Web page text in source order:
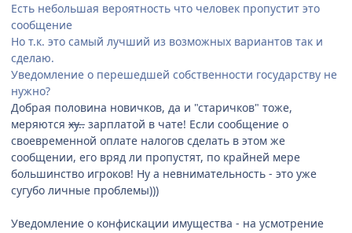
Есть небольшая вероятность что человек пропустит это
сообщение
Но т.к. это самый лучший из возможных вариантов так и
сделаю.
Уведомление о перешедшей собственности государству не
нужно?
Добрая половина новичков, да и "старичков" тоже,
меряются ху.. зарплатой в чате! Если сообщение о
своевременной оплате налогов сделать в этом же
сообщении, его вряд ли пропустят, по крайней мере
большинство игроков! Ну а невнимательность - это уже
сугубо личные проблемы)))
Уведомление о конфискации имущества - на усмотрение